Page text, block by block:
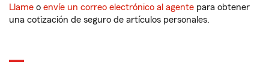
Llame o envíe un correo electrónico al agente para obtener
una cotización de seguro de artículos personales.